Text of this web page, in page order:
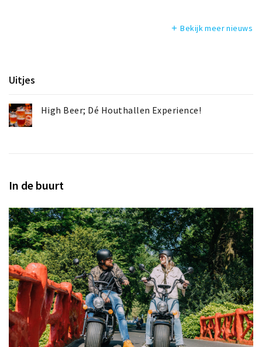
add Bekijk meer nieuws
Uitjes
High Beer; Dé Houthallen Experience!
In de buurt